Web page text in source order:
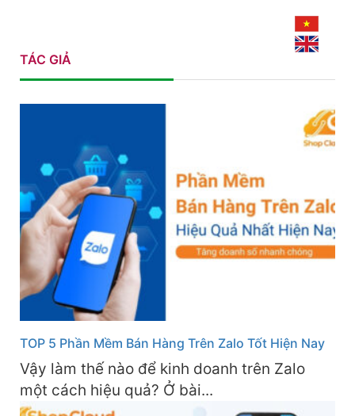
TÁC GIẢ
TOP 5 Phần Mềm Bán Hàng Trên Zalo Tốt Hiện Nay
Vậy làm thế nào để kinh doanh trên Zalo
một cách hiệu quả? Ở bài...